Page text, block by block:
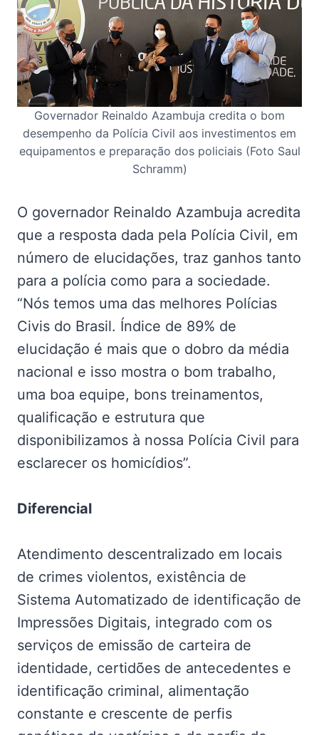
Governador Reinaldo Azambuja credita o bom
desempenho da Polícia Civil aos investimentos em
equipamentos e preparação dos policiais (Foto Saul
Schramm)
O governador Reinaldo Azambuja acredita
que a resposta dada pela Polícia Civil, em
número de elucidações, traz ganhos tanto
para a polícia como para a sociedade.
“Nós temos uma das melhores Polícias
Civis do Brasil. Índice de 89% de
elucidação é mais que o dobro da média
nacional e isso mostra o bom trabalho,
uma boa equipe, bons treinamentos,
qualificação e estrutura que
disponibilizamos à nossa Polícia Civil para
esclarecer os homicídios”.
Diferencial
Atendimento descentralizado em locais
de crimes violentos, existência de
Sistema Automatizado de identificação de
Impressões Digitais, integrado com os
serviços de emissão de carteira de
identidade, certidões de antecedentes e
identificação criminal, alimentação
constante e crescente de perfis